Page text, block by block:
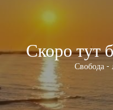
Скоро тут
Свобода -